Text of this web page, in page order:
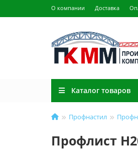
О компании Доставка
Каталог товаров
Профнастил
Профлист